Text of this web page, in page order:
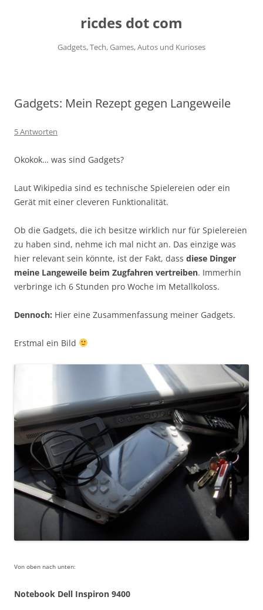
ricdes dot com
Gadgets, Tech, Games, Autos und Kurioses
Gadgets: Mein Rezept gegen Langeweile
5 Antworten
Okokok… was sind Gadgets?
Laut Wikipedia sind es technische Spielereien oder ein
Gerät mit einer cleveren Funktionalität.
Ob die Gadgets, die ich besitze wirklich nur für Spielereien
zu haben sind, nehme ich mal nicht an. Das einzige was
hier relevant sein könnte, ist der Fakt, dass diese Dinger
meine Langeweile beim Zugfahren vertreiben. Immerhin
verbringe ich 6 Stunden pro Woche im Metallkoloss.
Dennoch: Hier eine Zusammenfassung meiner Gadgets.
Erstmal ein Bild
Von oben nach unten:
Notebook Dell Inspiron 9400